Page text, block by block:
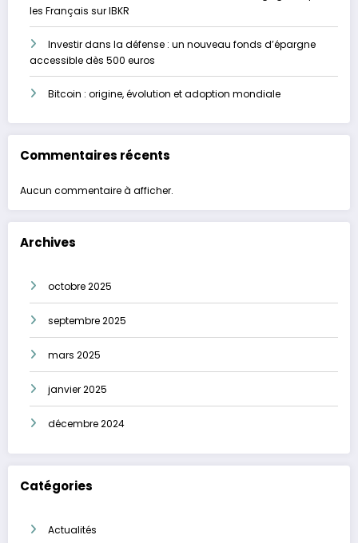
les Français sur IBKR
Investir dans la défense : un nouveau fonds d’épargne
accessible dès 500 euros
Bitcoin : origine, évolution et adoption mondiale
Commentaires récents
Aucun commentaire à afficher.
Archives
octobre 2025
septembre 2025
mars 2025
janvier 2025
décembre 2024
Catégories
Actualités